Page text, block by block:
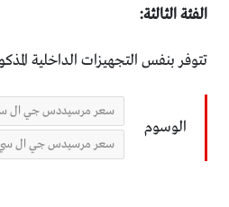
الفئة الثالثة:
تتوفر بنفس التجهيزات الداخلية
الوسوم
سعر مرسيددس جي ال سي
سعر مرسيدس جي ال